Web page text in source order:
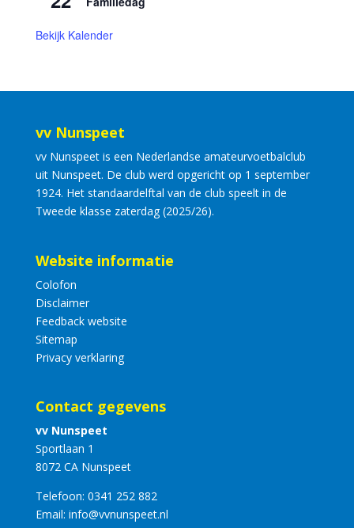
Bekijk Kalender
vv Nunspeet
vv Nunspeet is een Nederlandse amateurvoetbalclub
uit Nunspeet. De club werd opgericht op 1 september
1924. Het standaardelftal van de club speelt in de
Tweede klasse zaterdag (2025/26).
Website informatie
Colofon
Disclaimer
Feedback website
Sitemap
Privacy verklaring
Contact gegevens
vv Nunspeet
Sportlaan 1
8072 CA Nunspeet
Telefoon: 0341 252 882
Email: info@vvnunspeet.nl